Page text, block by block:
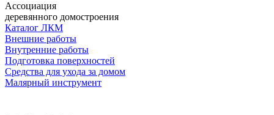
Ассоциация
деревянного домостроения
Каталог ЛКМ
Внешние работы
Внутренние работы
Подготовка поверхностей
Средства для ухода за домом
Малярный инструмент